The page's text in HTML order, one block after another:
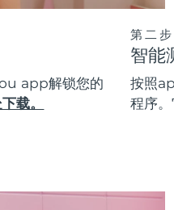
app解锁您的
载。
第二步
智能
按照
程序